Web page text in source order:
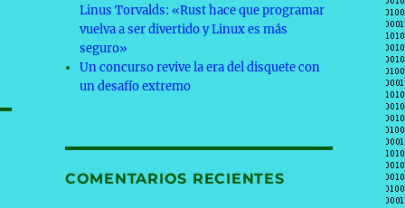
Linus Torvalds: «Rust hace que programar
vuelva a ser divertido y Linux es más
seguro»
Un concurso revive la era del disquete con
un desafío extremo
COMENTARIOS RECIENTES